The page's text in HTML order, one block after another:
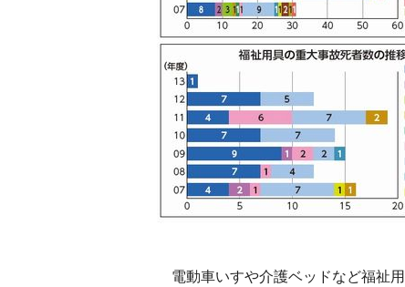
電動車いすや介護ベッドなど福祉